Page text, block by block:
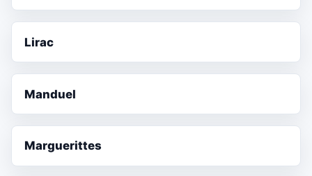
Lirac
Manduel
Marguerittes